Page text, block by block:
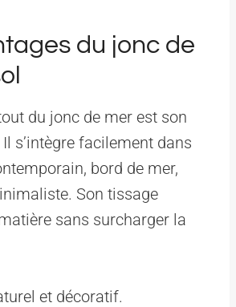
du jonc de
du jonc de mer est son
s’intègre facilement dans
bord de mer,
Son tissage
sans surcharger la
et décoratif.